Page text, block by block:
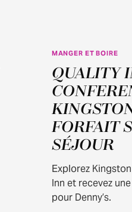
MANGER ET BOIRE
QUALITY
FORFAIT
SÉJOUR
Explorez
Inn et recevez
pour Denny’s.